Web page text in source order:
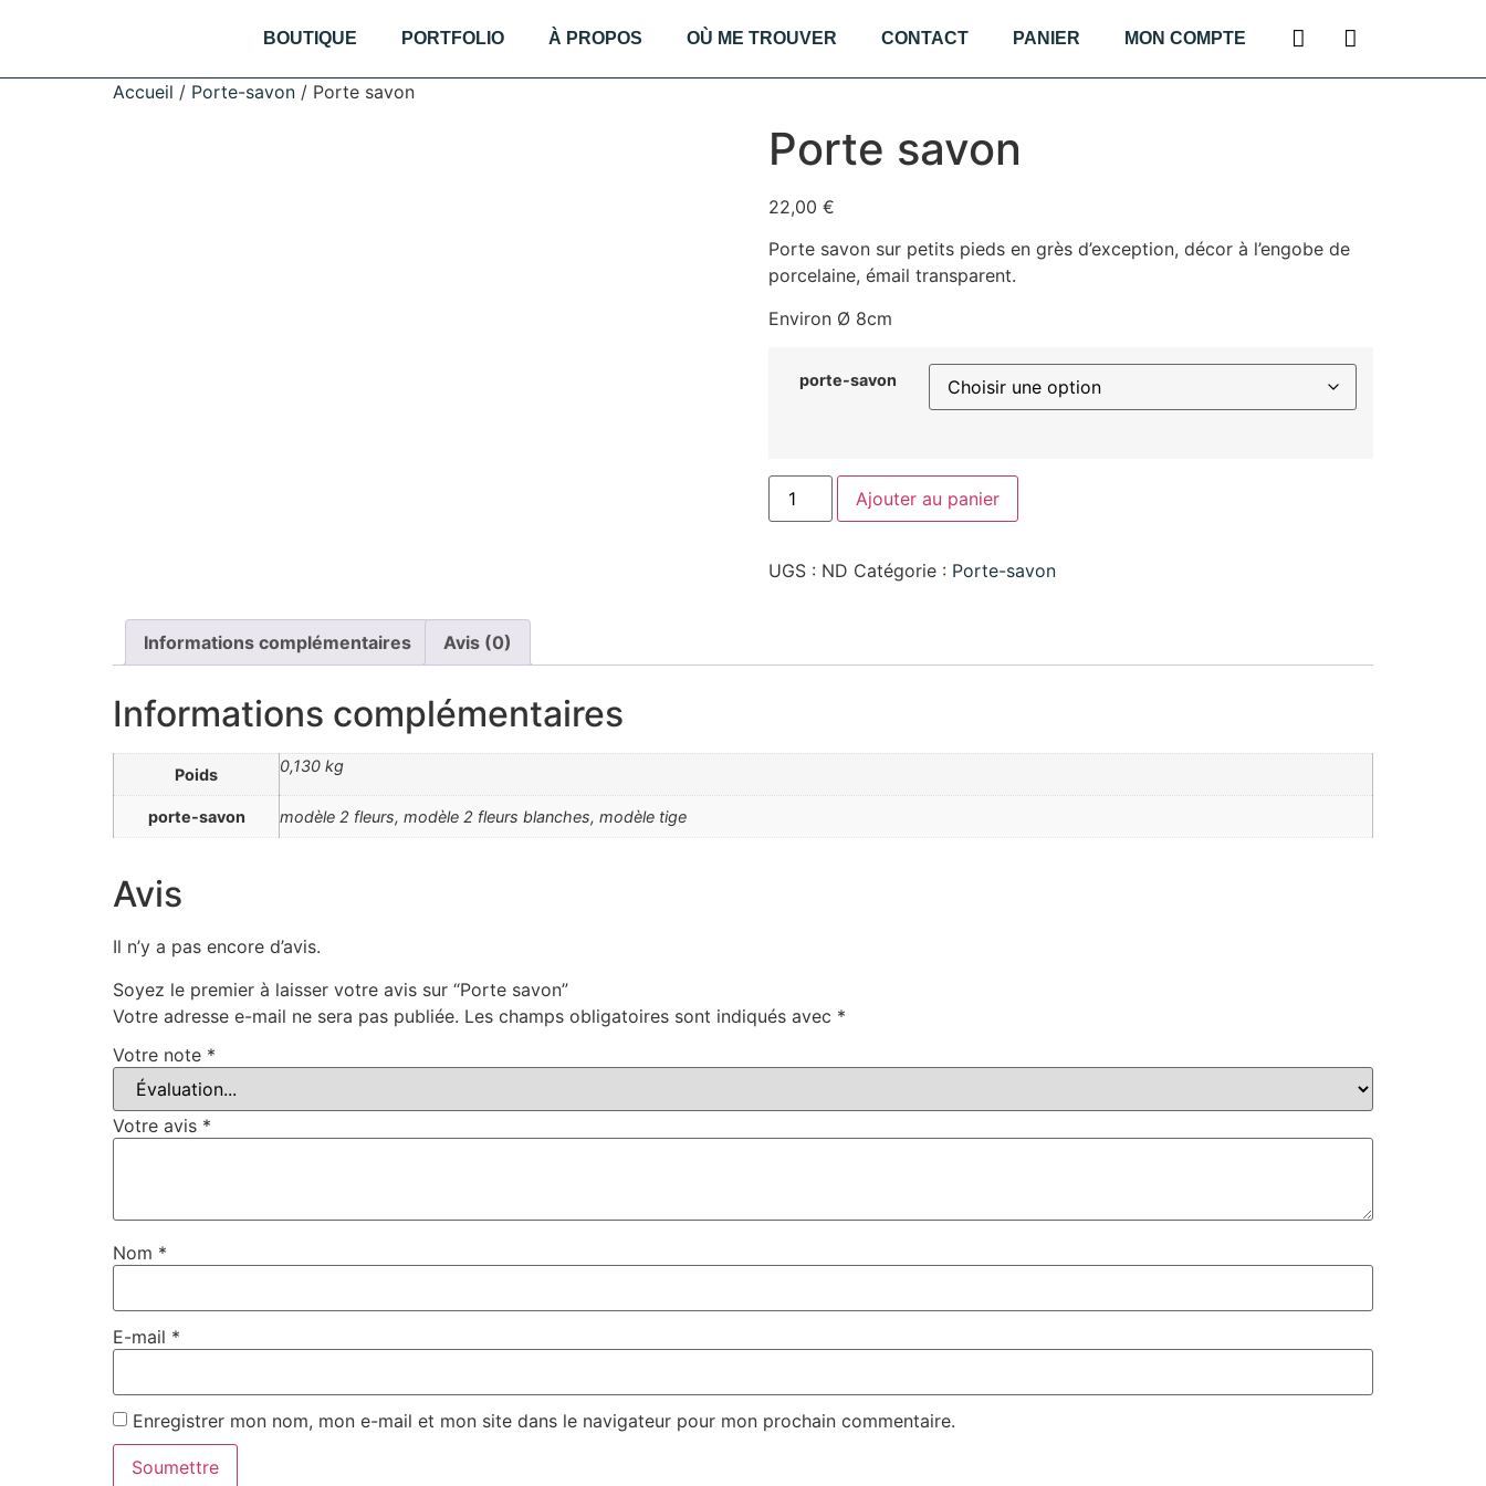
BOUTIQUE PORTFOLIO À PROPOS OÙ ME TROUVER CONTACT PANIER MON COMPTE
Accueil / Porte-savon / Porte savon
Porte savon
22,00 €
Porte savon sur petits pieds en grès d’exception, décor à l’engobe de
porcelaine, émail transparent.
Environ Ø 8cm
porte-savon
Ajouter au panier
UGS : ND Catégorie : Porte-savon
Informations complémentaires Avis (0)
Informations complémentaires
Poids 0,130 kg
porte-savon modèle 2 fleurs, modèle 2 fleurs blanches, modèle tige
Avis
Il n’y a pas encore d’avis.
Soyez le premier à laisser votre avis sur “Porte savon”
Votre adresse e-mail ne sera pas publiée. Les champs obligatoires sont indiqués avec *
Votre note *
Votre avis *
Nom *
E-mail *
Enregistrer mon nom, mon e-mail et mon site dans le navigateur pour mon prochain commentaire.